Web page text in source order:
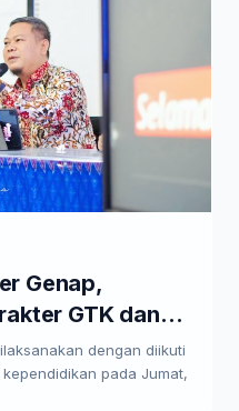
Genap,
GTK dan
dengan diikuti
pada Jumat,